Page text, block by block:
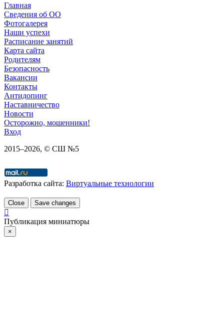
Главная
Сведения об ОО
Фотогалерея
Наши успехи
Расписание занятий
Карта сайта
Родителям
Безопасность
Вакансии
Контакты
Антидопинг
Наставничество
Новости
Осторожно, мошенники!
Вход
2015–2026, © СШ №5
Разработка сайта: Виртуальные технологии
Close Save changes
Публикация миниатюры
×